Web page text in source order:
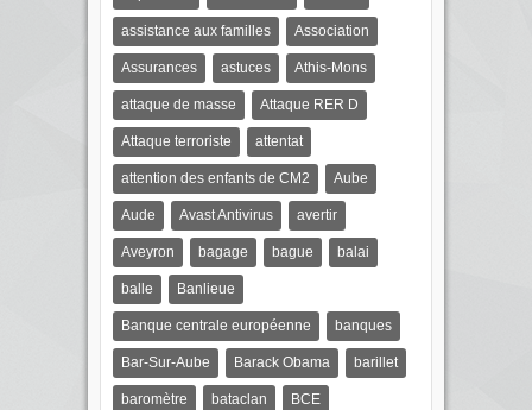
assistance aux familles Association
Assurances astuces Athis-Mons
attaque de masse Attaque RER D
Attaque terroriste attentat
attention des enfants de CM2 Aube
Aude Avast Antivirus avertir
Aveyron bagage bague balai
balle Banlieue
Banque centrale européenne banques
Bar-Sur-Aube Barack Obama barillet
baromètre bataclan BCE